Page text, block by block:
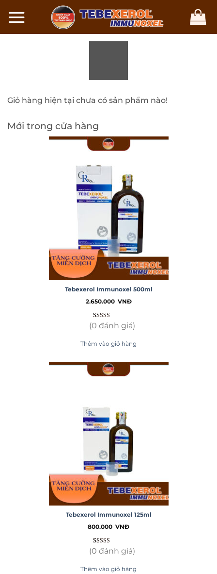
đến
Giỏ hàng hiện tại chưa có sản phẩm nào!
Mới trong cửa hàng
Tebexerol Immunoxel 500ml
2.650.000 VNĐ
4.60trên 5
67
đánh giá
(0 đánh giá)
Thêm vào giỏ hàng
Tebexerol Immunoxel 125ml
800.000 VNĐ
4.58trên 5
65
đánh giá
(0 đánh giá)
Thêm vào giỏ hàng